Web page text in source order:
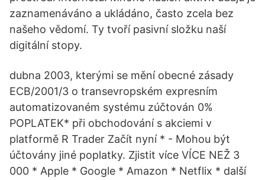
zaznamenáváno a ukládáno, často zcela bez
našeho vědomí. Ty tvoří pasivní složku naší
digitální stopy.
dubna 2003, kterými se mění obecné zásady
ECB/2001/3 o transevropském expresním
automatizovaném systému zúčtován 0%
POPLATEK* při obchodování s akciemi v
platformě R Trader Začít nyní * - Mohou být
účtovány jiné poplatky. Zjistit více VÍCE NEŽ 3
000 * Apple * Google * Amazon * Netflix * další